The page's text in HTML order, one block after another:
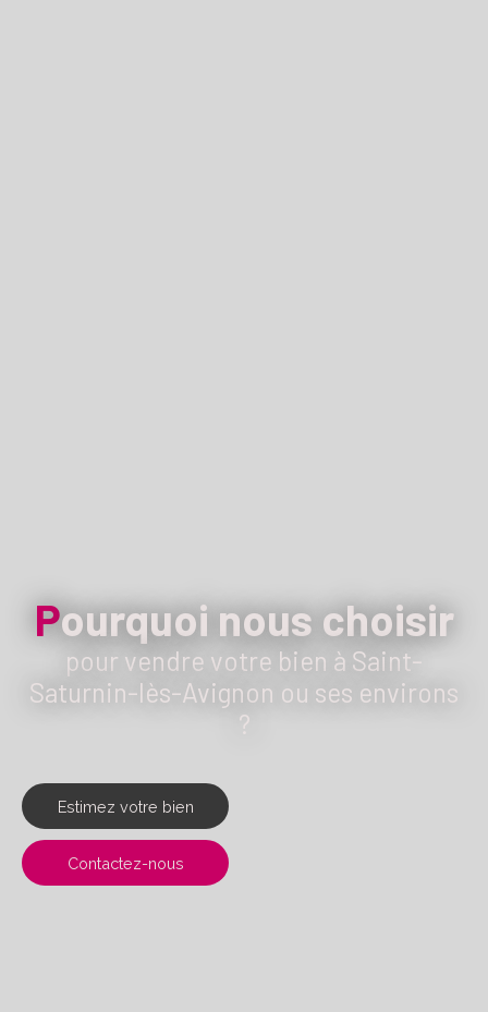
Pourquoi nous choisir
pour vendre votre bien à Saint-
Saturnin-lès-Avignon ou ses environs
?
Estimez votre bien
Contactez-nous